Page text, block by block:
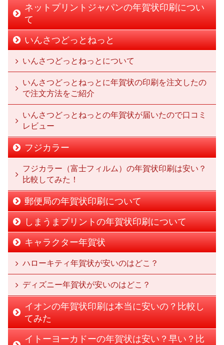
ネットプリントジャパンの年賀状印刷につい
て
いんさつどっとねっと
いんさつどっとねっとについて
いんさつどっとねっとに年賀状の印刷を注文したの
で注文方法をご紹介
いんさつどっとねっとの年賀状が届いたので口コミ
レビュー
フジカラー
フジカラー（富士フィルム）の年賀状印刷は安い？
比較してみた！
郵便局の年賀状印刷について
しまうまプリントの年賀状印刷について
キャラクター年賀状
ハローキティ年賀状が安いのはどこ？
ディズニー年賀状が安いのはどこ？
イオンの年賀状印刷は本当に安いの？比較し
てみた
イトーヨーカドーの年賀状は安い？早い？比